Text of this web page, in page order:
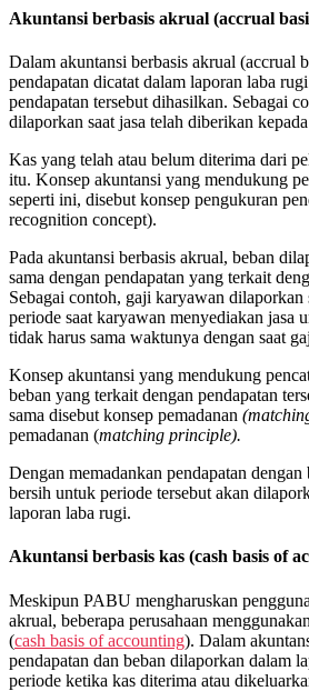
Akuntansi berbasis akrual (accrual
Dalam akuntansi berbasis akrual (accrual
pendapatan dicatat dalam laporan laba
pendapatan tersebut dihasilkan. Sebagai
dilaporkan saat jasa telah diberikan
Kas yang telah atau belum diterima dari
itu. Konsep akuntansi yang mendukung
seperti ini, disebut konsep pengukuran
recognition concept).
Pada akuntansi berbasis akrual, beban
sama dengan pendapatan yang terkait
Sebagai contoh, gaji karyawan dilaporkan
periode saat karyawan menyediakan jasa
tidak harus sama waktunya dengan saat
Konsep akuntansi yang mendukung
beban yang terkait dengan pendapatan
sama disebut konsep pemadanan
pemadanan (matching principle).
Dengan memadankan pendapatan
bersih untuk periode tersebut akan
laporan laba rugi.
Akuntansi berbasis kas (cash basis of
Meskipun PABU mengharuskan
akrual, beberapa perusahaan
(cash basis of accounting). Dalam
pendapatan dan beban dilaporkan dalam
periode ketika kas diterima atau